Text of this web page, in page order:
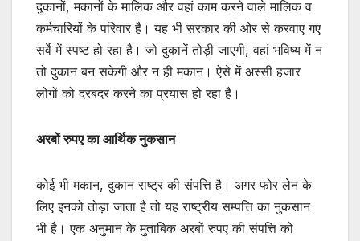
दुकानों, मकानों के मालिक और वहां काम करने वाले मालिक व
कर्मचारियों के परिवार है। यह भी सरकार की ओर से करवाए गए
सर्वे में स्पष्ट हो रहा है। जो दुकानें तोड़ी जाएगी, वहां भविष्य में न
तो दुकान बन सकेगी और न ही मकान। ऐसे में अस्सी हजार
लोगों को दरबदर करने का प्रयास हो रहा है।
अरबों रुपए का आर्थिक नुकसान
कोई भी मकान, दुकान राष्ट्र की संपत्ति है। अगर फोर लेन के
लिए इनको तोड़ा जाता है तो यह राष्ट्रीय सम्पत्ति का नुकसान
भी है। एक अनुमान के मुताबिक अरबों रुपए की संपत्ति को